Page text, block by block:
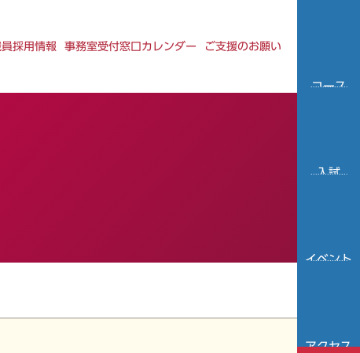
採用情報 事務室受付窓口カレンダー ご支援のお願い
コース
入試
イベント
アクセス